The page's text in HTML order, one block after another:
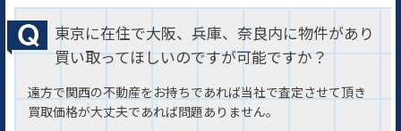
東京に在住で大阪、兵庫、奈良内に物件があり
買い取ってほしいのですが可能ですか？
遠方で関西の不動産をお持ちであれば当社で査定させて頂き
買取価格が大丈夫であれば問題ありません。